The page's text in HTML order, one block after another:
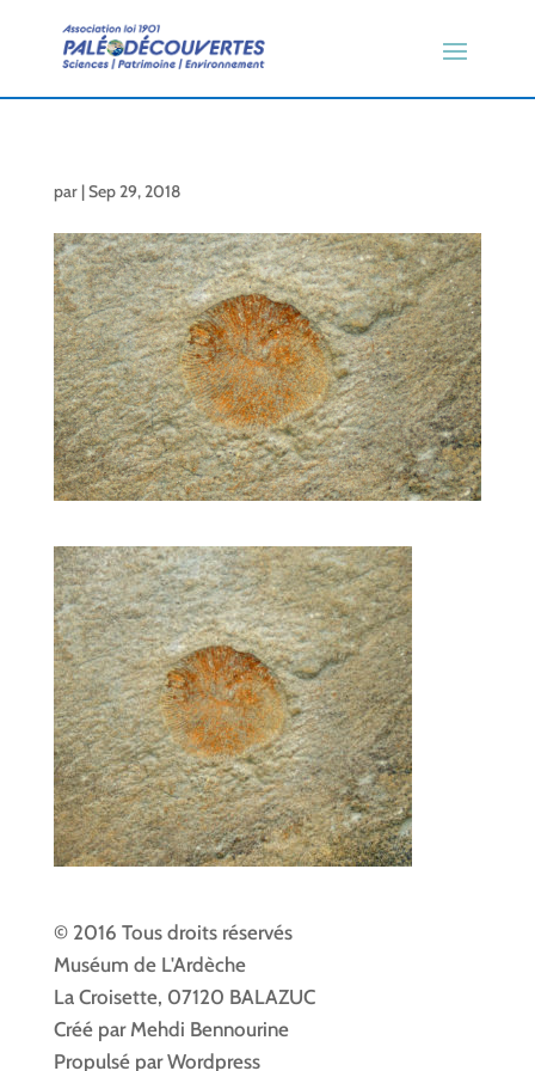
par |Sep 29, 2018
© 2016 Tous droits réservés
Muséum de L'Ardèche
La Croisette, 07120 BALAZUC
Créé par Mehdi Bennourine
Propulsé par Wordpress